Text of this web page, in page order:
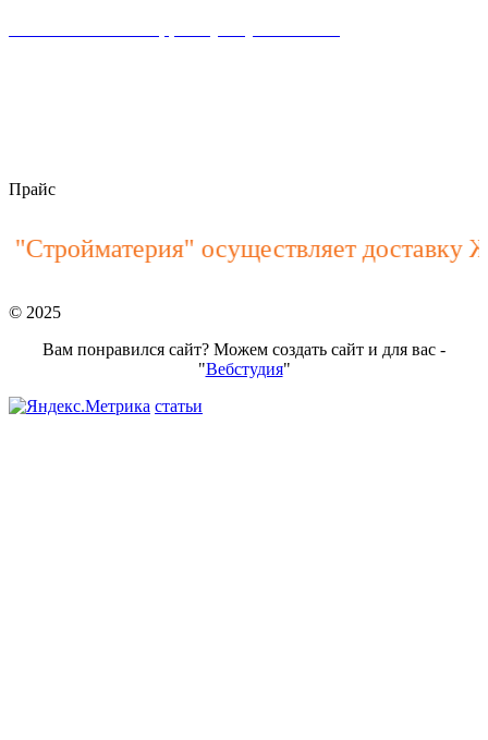
Прайс
осуществляет доставку
© 2025
Вам понравился сайт? Можем создать сайт и для вас -
"Вебстудия"
статьи